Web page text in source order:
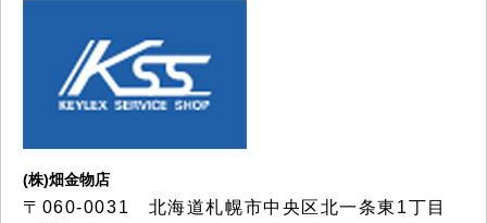
(株)畑金物店
〒060-0031 北海道札幌市中央区北一条東1丁目